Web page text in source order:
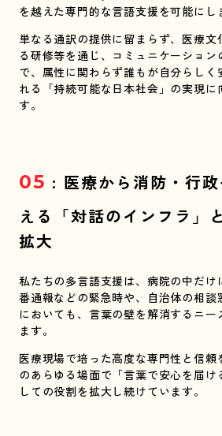
を越えた専門的な言語支援を可能にし
単なる通訳の提供に留まらず、医療文
る研修等を通じ、コミュニケーション
で、属性に関わらず誰もが自分らしく
れる「持続可能な日本社会」の実現に
す。
05 : 医療から消防・行
える「対話のインフラ」
拡大
私たちの多言語支援は、病院の中だけ
番通報などの緊急時や、自治体の相談
においても、言葉の壁を解消するニ
ます。
医療現場で培った高度な専門性と信
のあらゆる場面で「言葉で安心を届け
しての役割を拡大し続けています。